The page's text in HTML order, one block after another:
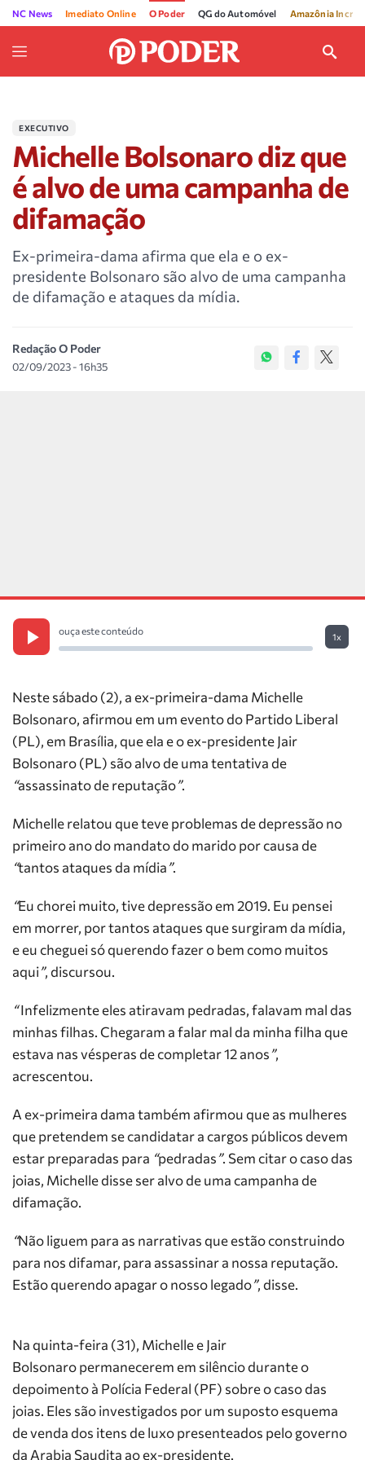
NC News Imediato Online O Poder QG do Automóvel Amazônia
EXECUTIVO
Michelle Bolsonaro diz que
é alvo de uma campanha de
difamação
Ex-primeira-dama afirma que ela e o ex-
presidente Bolsonaro são alvo de uma campanha
de difamação e ataques da mídia.
Redação O Poder
02/09/2023 - 16h35
ouça este conteúdo
1x
Neste sábado (2), a ex-primeira-dama Michelle
Bolsonaro, afirmou em um evento do Partido Liberal
(PL), em Brasília, que ela e o ex-presidente Jair
Bolsonaro (PL) são alvo de uma tentativa de
“assassinato de reputação”.
Michelle relatou que teve problemas de depressão no
primeiro ano do mandato do marido por causa de
“tantos ataques da mídia”.
“Eu chorei muito, tive depressão em 2019. Eu pensei
em morrer, por tantos ataques que surgiram da mídia,
e eu cheguei só querendo fazer o bem como muitos
aqui”, discursou.
“Infelizmente eles atiravam pedradas, falavam mal das
minhas filhas. Chegaram a falar mal da minha filha que
estava nas vésperas de completar 12 anos”,
acrescentou.
A ex-primeira dama também afirmou que as mulheres
que pretendem se candidatar a cargos públicos devem
estar preparadas para “pedradas”. Sem citar o caso das
joias, Michelle disse ser alvo de uma campanha de
difamação.
“Não liguem para as narrativas que estão construindo
para nos difamar, para assassinar a nossa reputação.
Estão querendo apagar o nosso legado”, disse.
Na quinta-feira (31), Michelle e Jair
Bolsonaro permanecerem em silêncio durante o
depoimento à Polícia Federal (PF) sobre o caso das
joias. Eles são investigados por um suposto esquema
de venda dos itens de luxo presenteados pelo governo
da Arabia Saudita ao ex-presidente.